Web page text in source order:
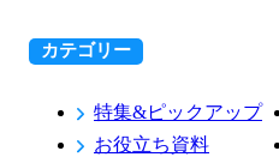
カテゴリー
特集&ピックアップ
お役立ち資料